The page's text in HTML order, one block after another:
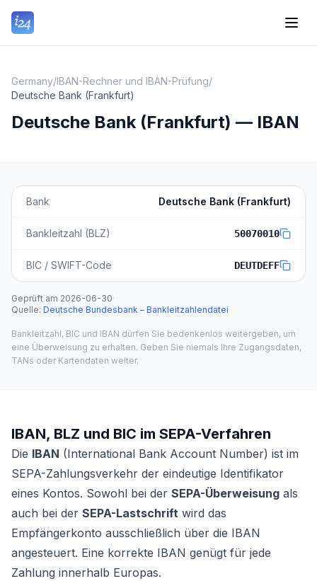
Germany/IBAN-Rechner und IBAN-Prüfung/
Deutsche Bank (Frankfurt)
Deutsche Bank (Frankfurt) — IBAN
Bank Deutsche Bank (Frankfurt)
Bankleitzahl (BLZ) 50070010
BIC / SWIFT-Code DEUTDEFF
Geprüft am 2026-06-30·
Quelle: Deutsche Bundesbank – Bankleitzahlendatei
Bankleitzahl, BIC und IBAN dürfen Sie bedenkenlos weitergeben, um
eine Überweisung zu erhalten. Geben Sie niemals Ihre Zugangsdaten,
TANs oder Kartendaten weiter.
IBAN, BLZ und BIC im SEPA-Verfahren
Die IBAN (International Bank Account Number) ist im
SEPA-Zahlungsverkehr der eindeutige Identifikator
eines Kontos. Sowohl bei der SEPA-Überweisung als
auch bei der SEPA-Lastschrift wird das
Empfängerkonto ausschließlich über die IBAN
angesteuert. Eine korrekte IBAN genügt für jede
Zahlung innerhalb Europas.